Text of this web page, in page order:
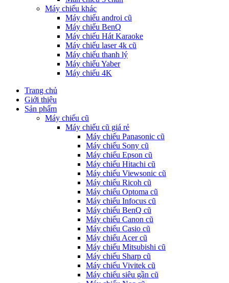
Máy chiếu khác
Máy chiếu androi cũ
Máy chiếu BenQ
Máy chiếu Hát Karaoke
Máy chiếu laser 4k cũ
Máy chiếu thanh lý
Máy chiếu Yaber
Máy chiếu 4K
Trang chủ
Giới thiệu
Sản phẩm
Máy chiếu cũ
Máy chiếu cũ giá rẻ
Máy chiếu Panasonic cũ
Máy chiếu Sony cũ
Máy chiếu Epson cũ
Máy chiếu Hitachi cũ
Máy chiếu Viewsonic cũ
Máy chiếu Ricoh cũ
Máy chiếu Optoma cũ
Máy chiếu Infocus cũ
Máy chiếu BenQ cũ
Máy chiếu Canon cũ
Máy chiếu Casio cũ
Máy chiếu Acer cũ
Máy chiếu Mitsubishi cũ
Máy chiếu Sharp cũ
Máy chiếu Vivitek cũ
Máy chiếu siêu gần cũ